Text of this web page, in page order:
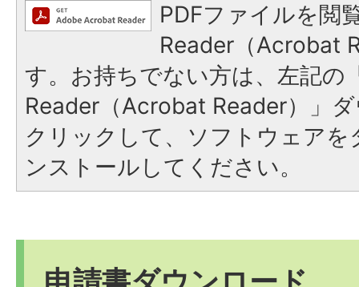
PDFファイルを閲
Reader（Acrobat
す。お持ちでない方は、左記の
Reader（Acrobat Reader）」
クリックして、ソフトウェア
ンストールしてください。